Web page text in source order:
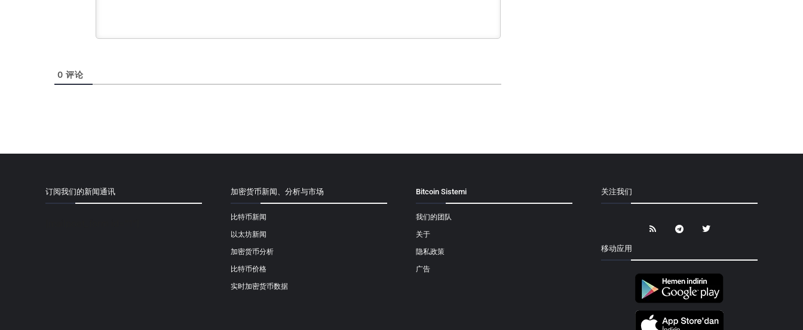
0 评论
订阅我们的新闻通讯 加密货币新闻、分析与市场
比特币新闻
以太坊新闻
加密货币分析
比特币价格
实时加密货币数据
Bitcoin Sistemi
我们的团队
关于
隐私政策
广告
关注我们
移动应用